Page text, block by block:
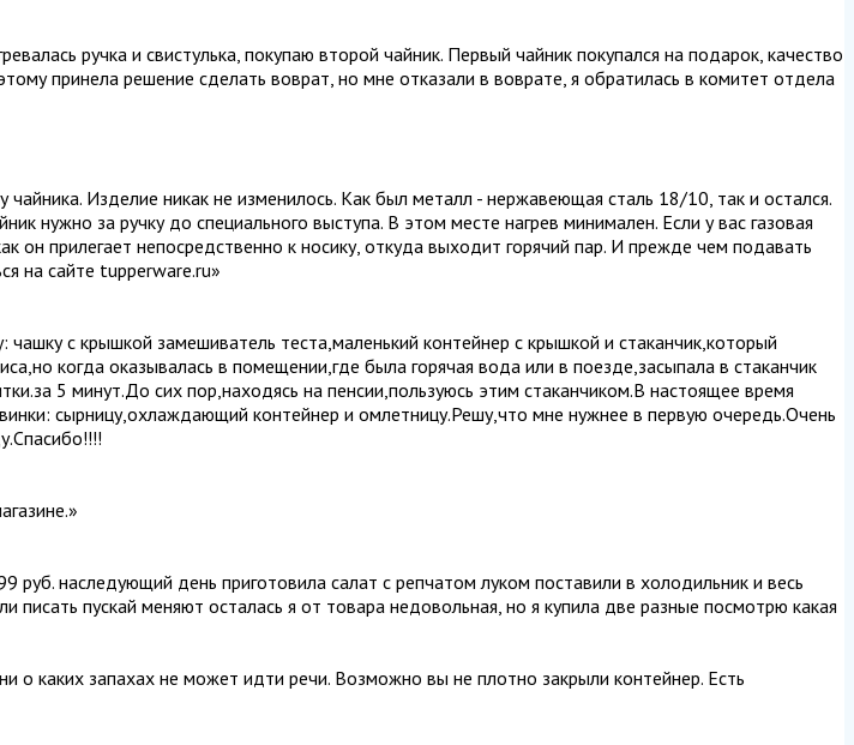
ручка и свистулька, покупаю второй чайник. Первый чайник покупался на подарок, качество
принела решение сделать воврат, но мне отказали в воврате, я обратилась в комитет отдела
Изделие никак не изменилось. Как был металл - нержавеющая сталь 18/10, так и остался.
нужно за ручку до специального выступа. В этом месте нагрев минимален. Если у вас газовая
он прилегает непосредственно к носику, откуда выходит горячий пар. И прежде чем подавать
на сайте tupperware.ru»
с крышкой замешиватель теста,маленький контейнер с крышкой и стаканчик,который
когда оказывалась в помещении,где была горячая вода или в поезде,засыпала в стаканчик
5 минут.До сих пор,находясь на пенсии,пользуюсь этим стаканчиком.В настоящее время
сырницу,охлаждающий контейнер и омлетницу.Решу,что мне нужнее в первую очередь.Очень
»
наследующий день приготовила салат с репчатом луком поставили в холодильник и весь
писать пускай меняют осталась я от товара недовольная, но я купила две разные посмотрю какая
о каких запахах не может идти речи. Возможно вы не плотно закрыли контейнер. Есть